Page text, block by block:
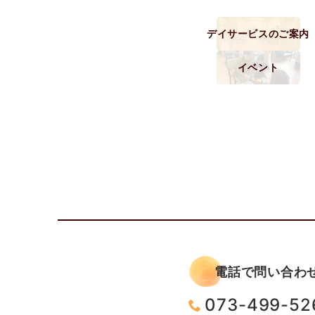
デイサービスのご案内
イベント
電話で問い合わ
073-499-